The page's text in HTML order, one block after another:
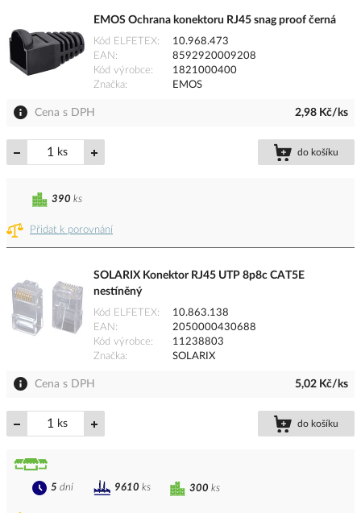
EMOS Ochrana konektoru RJ45 snag proof černá
Kód ELFETEX
10.968.473
EAN
8592920009208
Kód výrobce
1821000400
Značka
EMOS
Cena s DPH 2,98 Kč/ks
ks do košíku
Přidat k porovnání
390 ks
SOLARIX Konektor RJ45 UTP 8p8c CAT5E
nestíněný
Kód ELFETEX
10.863.138
EAN
2050000430688
Kód výrobce
11238803
Značka
SOLARIX
Cena s DPH 5,02 Kč/ks
ks do košíku
300 ks
5 dní 9610 ks